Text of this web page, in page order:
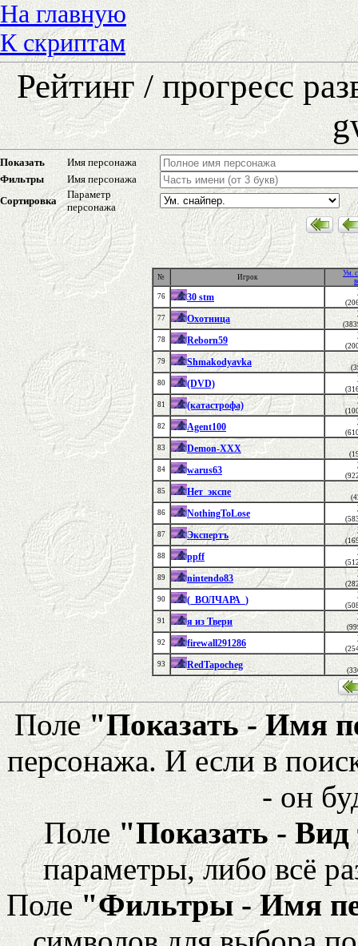
На главную
К скриптам
Рейтинг / прогресс
Показать
Имя персонажа
Фильтры
Имя персонажа
Сортировка
Параметр
персонажа
№ Игрок
Ум.
76
30 stm
77
Охотница
78
Reborn59
79
Shmakodyavka
80
(DVD)
81
(катастрофа)
82
Agent100
83
Demon-XXX
84
warus63
85
Нет_экспе
86
NothingToLose
87
Экспертъ
88
ppff
89
nintendo83
90
(_ВОЛЧАРА_)
91
я из Твери
92
firewall291286
93
RedTapocheg
Поле"Показать - Имя
персонажа. И если в
- он
Поле"Показать -
параметры, либо всё
Поле"Фильтры - Имя